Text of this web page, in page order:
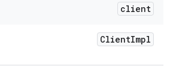
client
ClientImpl